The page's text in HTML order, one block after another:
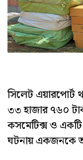
সিলেট এয়ারপোর্ট
৩৩ হাজার ৭৬০
কসমেটিক্স ও
ঘটনায় একজনকে